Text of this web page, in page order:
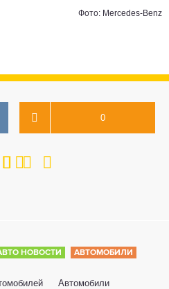
Фото: Mercedes-Benz
0
5
НОВОСТИ АВТОМОБИЛИ
Автомобили